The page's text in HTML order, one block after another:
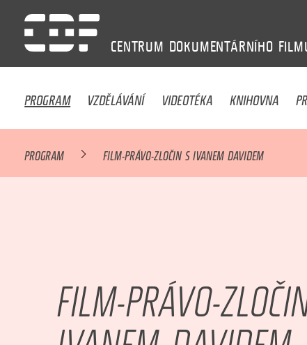
CENTRUM DOKUMENTÁRNÍHO
PROGRAM VZDĚLÁVÁNÍ VIDEOTÉKA KNIHOVNA
PROGRAM FILM-PRÁVO-ZLOČIN S IVANEM DAVIDEM
FILM-PRÁVO-